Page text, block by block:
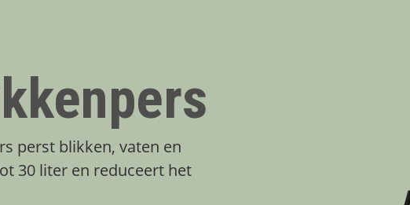
perst blikken, vaten en
30 liter en reduceert het